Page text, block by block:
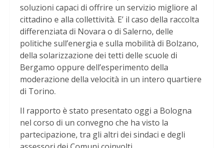
soluzioni capaci di offrire un servizio migliore al
cittadino e alla collettività. E’ il caso della raccolta
differenziata di Novara o di Salerno, delle
politiche sull’energia e sulla mobilità di Bolzano,
della solarizzazione dei tetti delle scuole di
Bergamo oppure dell’esperimento della
moderazione della velocità in un intero quartiere
di Torino.
Il rapporto è stato presentato oggi a Bologna
nel corso di un convegno che ha visto la
partecipazione, tra gli altri dei sindaci e degli